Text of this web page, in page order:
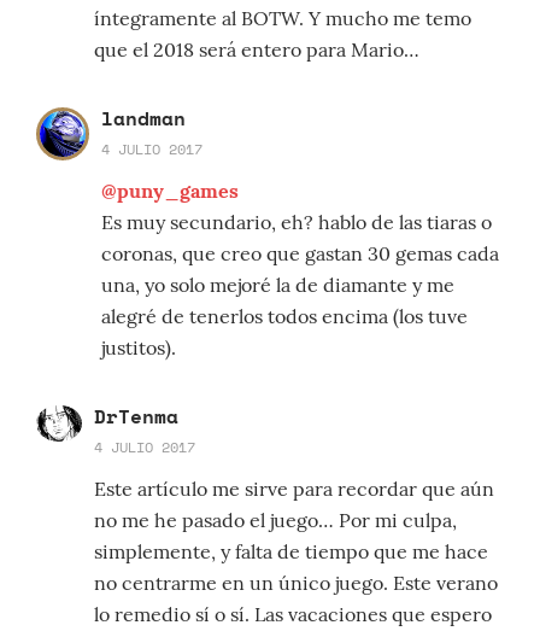
íntegramente al BOTW. Y mucho me temo
que el 2018 será entero para Mario…
landman
4 JULIO 2017
@puny_games
Es muy secundario, eh? hablo de las tiaras o
coronas, que creo que gastan 30 gemas cada
una, yo solo mejoré la de diamante y me
alegré de tenerlos todos encima (los tuve
justitos).
DrTenma
4 JULIO 2017
Este artículo me sirve para recordar que aún
no me he pasado el juego… Por mi culpa,
simplemente, y falta de tiempo que me hace
no centrarme en un único juego. Este verano
lo remedio sí o sí. Las vacaciones que espero